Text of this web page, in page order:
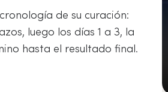
de su curación:
luego los días 1 a 3, la
hasta el resultado final.